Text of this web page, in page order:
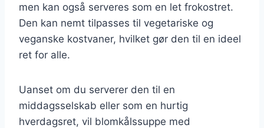
men kan også serveres som en let frokostret.
Den kan nemt tilpasses til vegetariske og
veganske kostvaner, hvilket gør den til en ideel
ret for alle.
Uanset om du serverer den til en
middagsselskab eller som en hurtig
hverdagsret, vil blomkålssuppe med